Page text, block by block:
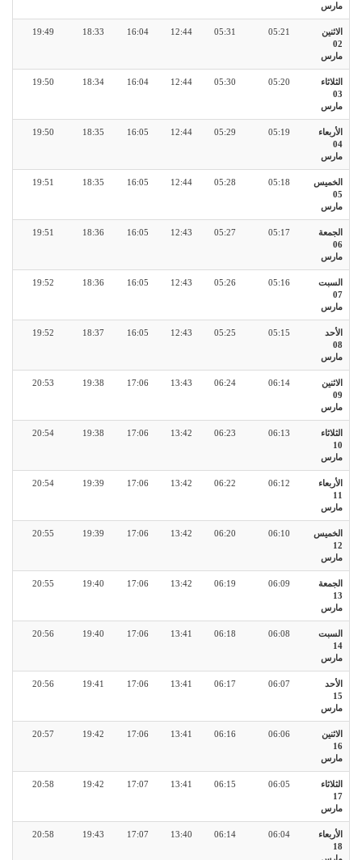
مارس
الاثنين
02
مارس
05:21
05:31
12:44
16:04
18:33
19:49
الثلاثاء
03
مارس
05:20
05:30
12:44
16:04
18:34
19:50
الأربعاء
04
مارس
05:19
05:29
12:44
16:05
18:35
19:50
الخميس
05
مارس
05:18
05:28
12:44
16:05
18:35
19:51
الجمعة
06
مارس
05:17
05:27
12:43
16:05
18:36
19:51
السبت
07
مارس
05:16
05:26
12:43
16:05
18:36
19:52
الأحد
08
مارس
05:15
05:25
12:43
16:05
18:37
19:52
الاثنين
09
مارس
06:14
06:24
13:43
17:06
19:38
20:53
الثلاثاء
10
مارس
06:13
06:23
13:42
17:06
19:38
20:54
الأربعاء
11
مارس
06:12
06:22
13:42
17:06
19:39
20:54
الخميس
12
مارس
06:10
06:20
13:42
17:06
19:39
20:55
الجمعة
13
مارس
06:09
06:19
13:42
17:06
19:40
20:55
السبت
14
مارس
06:08
06:18
13:41
17:06
19:40
20:56
الأحد
15
مارس
06:07
06:17
13:41
17:06
19:41
20:56
الاثنين
16
مارس
06:06
06:16
13:41
17:06
19:42
20:57
الثلاثاء
17
مارس
06:05
06:15
13:41
17:07
19:42
20:58
الأربعاء
18
06:04
06:14
13:40
17:07
19:43
20:58